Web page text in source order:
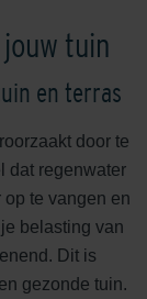
tuin
en terras
door te
dat regenwater
te vangen en
belasting van
Dit is
gezonde tuin.